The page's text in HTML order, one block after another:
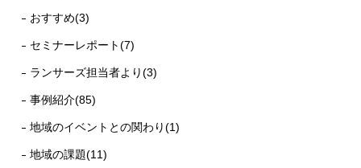
おすすめ(3)
セミナーレポート(7)
ランサーズ担当者より(3)
事例紹介(85)
地域のイベントとの関わり(1)
地域の課題(11)